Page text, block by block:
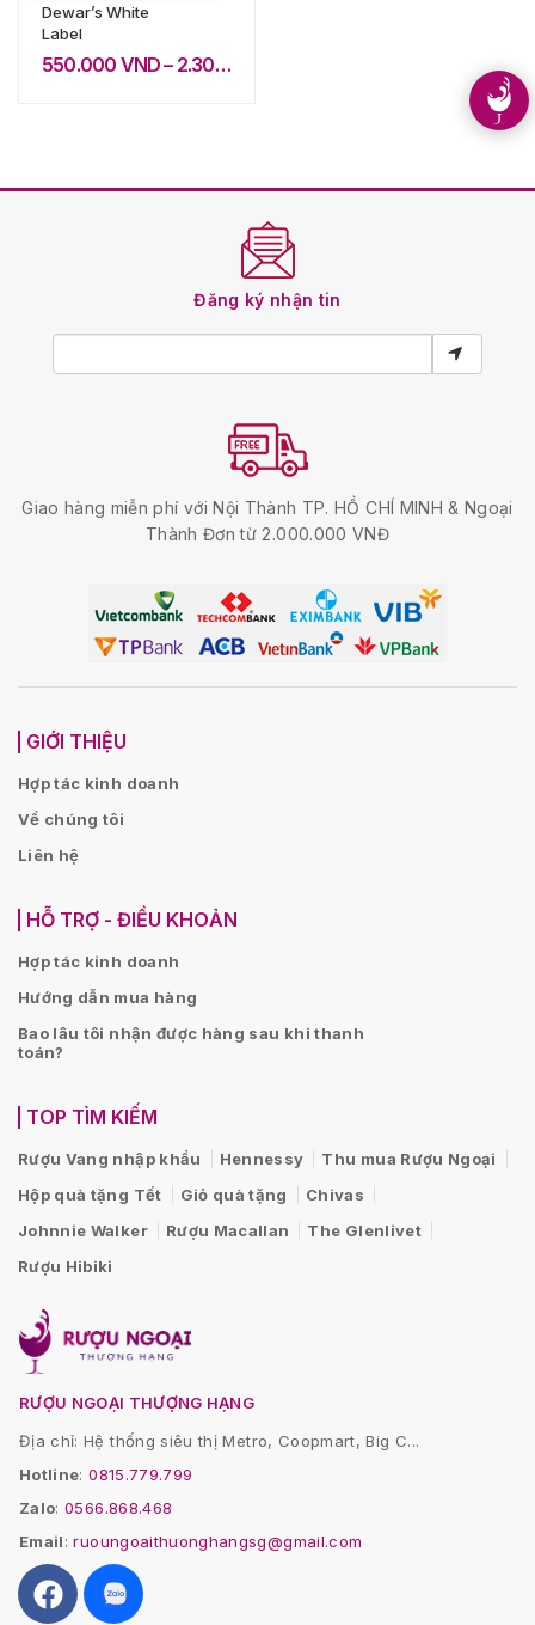
Dewar’s White
Label
550.000 VND– 2.300.000
Đăng ký nhận tin
Giao hàng miễn phí với Nội Thành TP. HỒ CHÍ MINH & Ngoại
Thành Đơn từ 2.000.000 VNĐ
GIỚI THIỆU
Hợp tác kinh doanh
Về chúng tôi
Liên hệ
HỖ TRỢ - ĐIỀU KHOẢN
Hợp tác kinh doanh
Hướng dẫn mua hàng
Bao lâu tôi nhận được hàng sau khi thanh
toán?
TOP TÌM KIẾM
Rượu Vang nhập khẩu Hennessy
Thu mua Rượu Ngoại
Hộp quà tặng Tết
Giỏ quà tặng
Chivas
Johnnie Walker
Rượu Macallan
The Glenlivet
Rượu Hibiki
RƯỢU NGOẠI THƯỢNG HẠNG
Địa chỉ: Hệ thống siêu thị Metro, Coopmart, Big C...
Hotline:0815.779.799
Zalo:0566.868.468
Email:ruoungoaithuonghangsg@gmail.com